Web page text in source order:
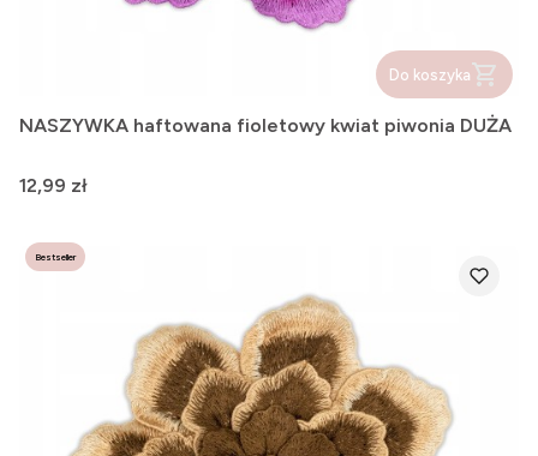
Do koszyka
NASZYWKA haftowana fioletowy kwiat piwonia DUŻA
Cena
12,99 zł
Bestseller